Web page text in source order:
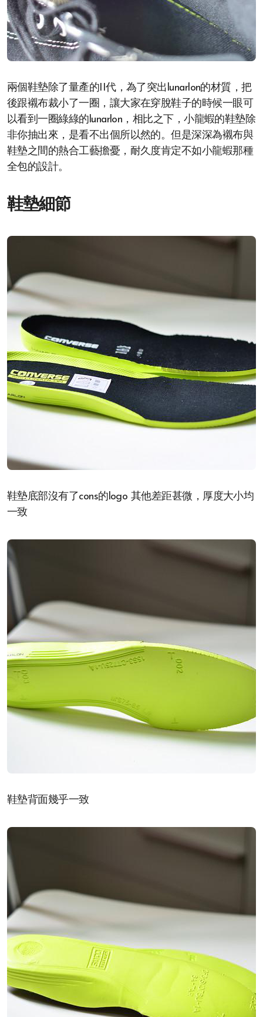
兩個鞋墊除了量產的II代，為了突出lunarlon的材質，把
後跟襯布裁小了一圈，讓大家在穿脫鞋子的時候一眼可
以看到一圈綠綠的lunarlon，相比之下，小龍蝦的鞋墊除
非你抽出來，是看不出個所以然的。但是深深為襯布與
鞋墊之間的熱合工藝擔憂，耐久度肯定不如小龍蝦那種
全包的設計。
鞋墊細節
鞋墊底部沒有了cons的logo 其他差距甚微，厚度大小均
一致
鞋墊背面幾乎一致